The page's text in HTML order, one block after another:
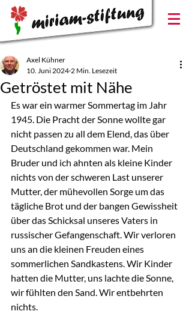
Getröstet mit Nähe
Axel Kühner
10. Juni 2024 2 Min. Lesezeit
Es war ein warmer Sommertag im Jahr
1945. Die Pracht der Sonne wollte gar
nicht passen zu all dem Elend, das über
Deutschland gekommen war. Mein
Bruder und ich ahnten als kleine Kinder
nichts von der schweren Last unserer
Mutter, der mühevollen Sorge um das
tägliche Brot und der bangen Gewissheit
über das Schicksal unseres Vaters in
russischer Gefangenschaft. Wir verloren
uns an die kleinen Freuden eines
sommerlichen Sandkastens. Wir Kinder
hatten die Mutter, uns lachte die Sonne,
wir fühlten den Sand. Wir entbehrten
nichts.